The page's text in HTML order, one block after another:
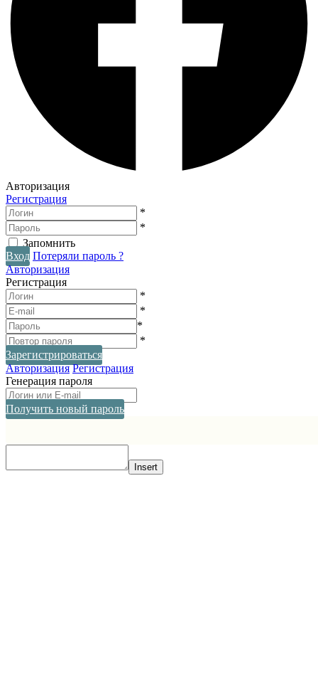
Авторизация
Регистрация
*
*
Запомнить
Вход Потеряли пароль ?
Авторизация
Регистрация
*
*
*
*
Зарегистрироваться
Авторизация Регистрация
Генерация пароля
Получить новый пароль
Прокрутка
Insert